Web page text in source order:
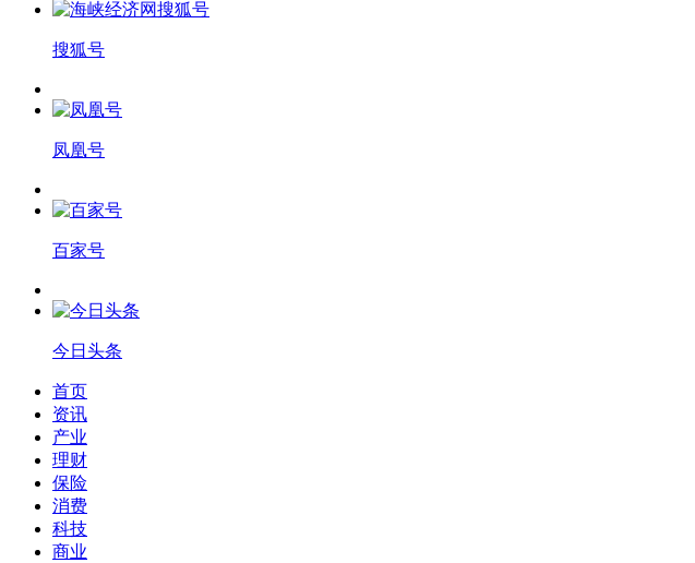
搜狐号
凤凰号
百家号
今日头条
首页
资讯
产业
理财
保险
消费
科技
商业